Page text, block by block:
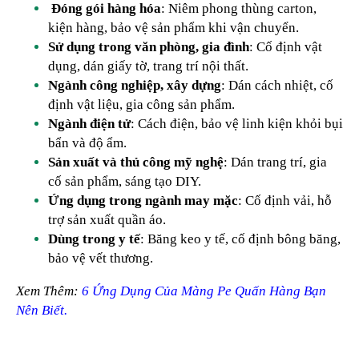
Đóng gói hàng hóa: Niêm phong thùng carton,
kiện hàng, bảo vệ sản phẩm khi vận chuyển.
Sử dụng trong văn phòng, gia đình: Cố định vật
dụng, dán giấy tờ, trang trí nội thất.
Ngành công nghiệp, xây dựng: Dán cách nhiệt, cố
định vật liệu, gia công sản phẩm.
Ngành điện tử: Cách điện, bảo vệ linh kiện khỏi bụi
bẩn và độ ẩm.
Sản xuất và thủ công mỹ nghệ: Dán trang trí, gia
cố sản phẩm, sáng tạo DIY.
Ứng dụng trong ngành may mặc: Cố định vải, hỗ
trợ sản xuất quần áo.
Dùng trong y tế: Băng keo y tế, cố định bông băng,
bảo vệ vết thương.
Xem Thêm: 6 Ứng Dụng Của Màng Pe Quấn Hàng Bạn
Nên Biết.